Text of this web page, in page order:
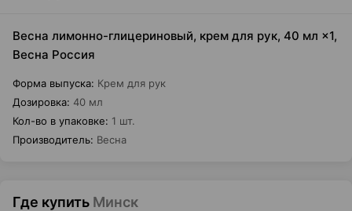
Весна лимонно-глицериновый, крем для рук, 40 мл ×1,
Весна Россия
Форма выпуска: Крем для рук
Дозировка: 40 мл
Кол-во в упаковке: 1 шт.
Производитель: Весна
Где купить Минск